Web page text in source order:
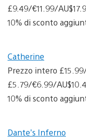
£9.49/€11.99/
10% di sconto
Catherine
Prezzo intero
£5.79/€6.99/
10% di sconto
Dante’s Inferno